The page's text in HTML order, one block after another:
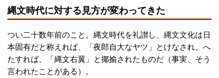
縄文時代に対する見方が変わってきた
つい二十数年前のこと。縄文時代を礼讃し、縄文文化は日
本固有だと称えれば、「夜郎自大なヤツ」とけなされ、へ
たすれば、「縄文右翼」と揶揄されたものだ（事実、そう
言われたことがある）。